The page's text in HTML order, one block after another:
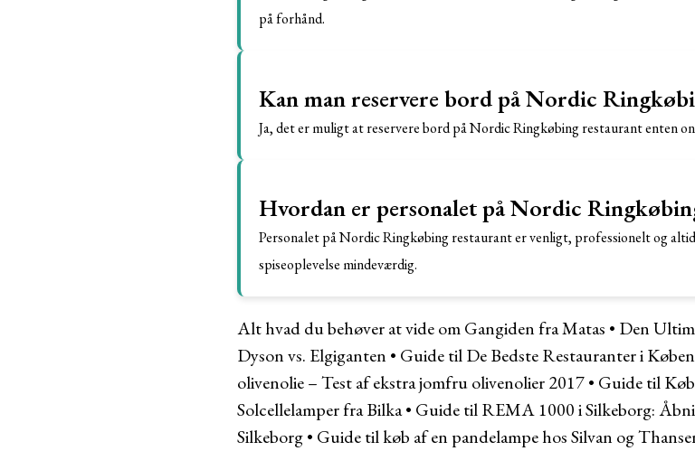
på forhånd.
Kan man reservere bord på Nordic
Ja, det er muligt at reservere bord på Nordic Ringkøbing restaurant enten
Hvordan er personalet på Nordic
Personalet på Nordic Ringkøbing restaurant er venligt, professionelt og
spiseoplevelse mindeværdig.
Alt hvad du behøver at vide om Gangiden fra Matas • Den
Dyson vs. Elgiganten • Guide til De Bedste Restauranter i
olivenolie – Test af ekstra jomfru olivenolier 2017• Guide til
Solcellelamper fra Bilka• Guide til REMA 1000 i Silkeborg:
Silkeborg• Guide til køb af en pandelampe hos Silvan og